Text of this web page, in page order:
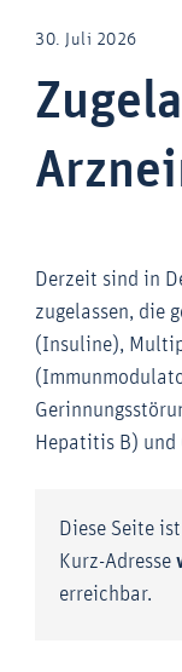
30. Juli 2026
Derzeit sind in
zugelassen, die
(Insuline),
Hepatitis B) und
Diese Seite
Kurz-Adresse
erreichbar.